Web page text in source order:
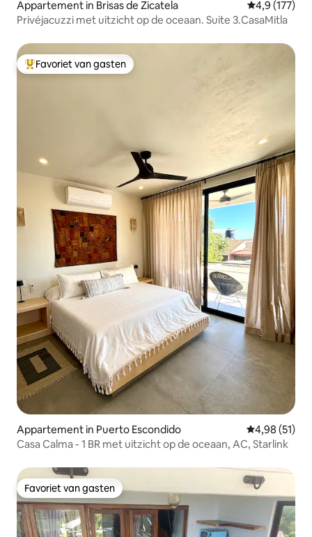
Appartement in Brisas de Zicatela Gemiddelde
4,9 (177)
Privéjacuzzi met uitzicht op de oceaan. Suite 3.CasaMitla
Topfavoriet van gasten
Favoriet van gasten
Appartement in Puerto Escondido Gemiddelde
4,98 (51)
Casa Calma - 1 BR met uitzicht op de oceaan, AC, Starlink
Favoriet van gasten
Favoriet van gasten